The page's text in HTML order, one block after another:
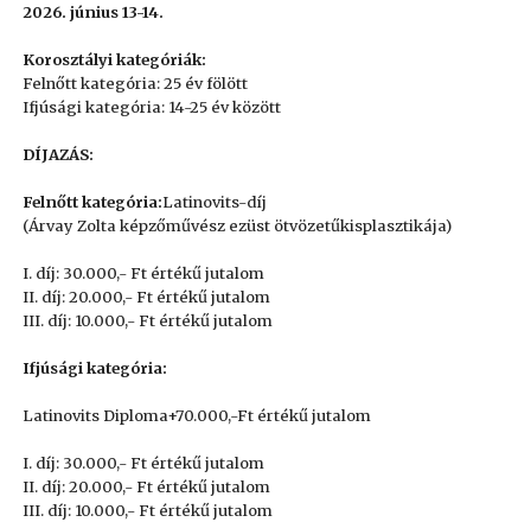
2026. június 13-14.
Korosztályi kategóriák:
Felnőtt kategória: 25 év fölött
Ifjúsági kategória: 14-25 év között
DÍJAZÁS:
Felnőtt kategória:Latinovits-díj
(Árvay Zolta képzőművész ezüst ötvözetűkisplasztikája)
I. díj: 30.000,- Ft értékű jutalom
II. díj: 20.000,- Ft értékű jutalom
III. díj: 10.000,- Ft értékű jutalom
Ifjúsági kategória:
Latinovits Diploma+70.000,-Ft értékű jutalom
I. díj: 30.000,- Ft értékű jutalom
II. díj: 20.000,- Ft értékű jutalom
III. díj: 10.000,- Ft értékű jutalom